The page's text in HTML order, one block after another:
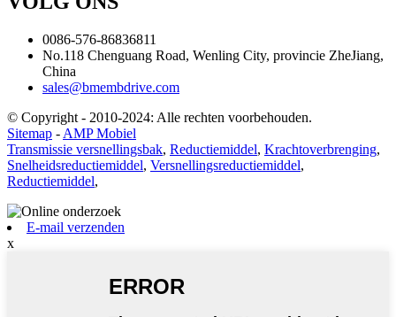
0086-576-86836811
No.118 Chenguang Road, Wenling City, provincie ZheJiang,
China
sales@bmembdrive.com
© Copyright - 2010-2024: Alle rechten voorbehouden.
Sitemap - AMP Mobiel
Transmissie versnellingsbak, Reductiemiddel, Krachtoverbrenging,
Snelheidsreductiemiddel, Versnellingsreductiemiddel,
Reductiemiddel,
E-mail verzenden
x